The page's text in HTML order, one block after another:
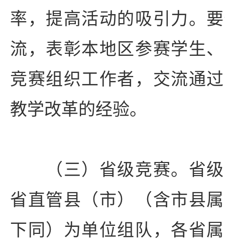
率，提高活动的吸引力。
流，表彰本地区参赛学生
竞赛组织工作者，交流通
教学改革的经验。
（三）省级竞赛。省级
省直管县（市）（含市县
下同）为单位组队，各省